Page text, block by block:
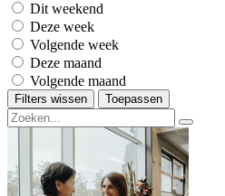
Dit weekend
Deze week
Volgende week
Deze maand
Volgende maand
Filters wissen Toepassen